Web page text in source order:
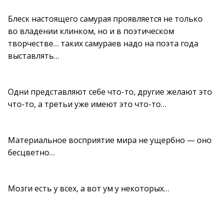
Блеск настоящего самурая проявляется не только
во владении клинком, но и в поэтическом
творчестве… таких самураев надо на поэта года
выставлять…
Одни представляют себе что-то, другие желают это
что-то, а третьи уже имеют это что-то…
Материальное восприятие мира не ущербно — оно
бесцветно…
Мозги есть у всех, а вот ум у некоторых…